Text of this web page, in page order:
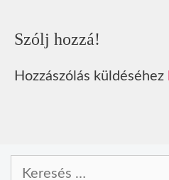
Szólj hozzá!
Hozzászólás küldéséhez